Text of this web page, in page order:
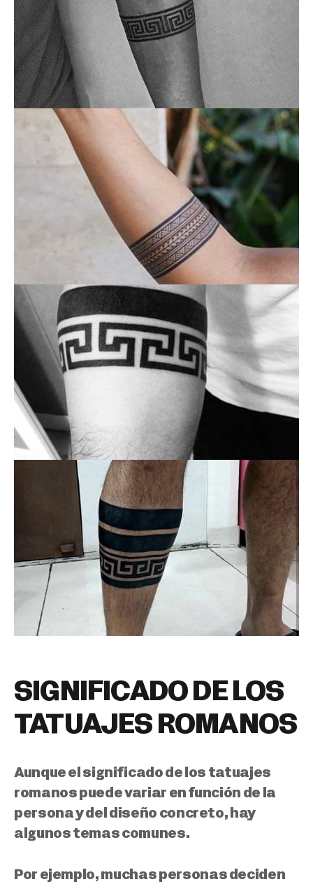
SIGNIFICADO DE LOS
TATUAJES ROMANOS
Aunque el significado de los tatuajes
romanos puede variar en función de la
persona y del diseño concreto, hay
algunos temas comunes.
Por ejemplo, muchas personas deciden